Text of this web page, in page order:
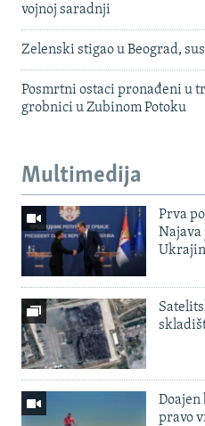
vojnoj saradnji
Zelenski stigao u Beograd,
Posmrtni ostaci pronađeni u
grobnici u Zubinom Potoku
Multimedija
Prva
Najava
Doajen
pravo